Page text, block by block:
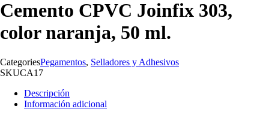
Cemento CPVC Joinfix 303,
color naranja, 50 ml.
CategoriesPegamentos, Selladores y Adhesivos
SKUCA17
Descripción
Información adicional